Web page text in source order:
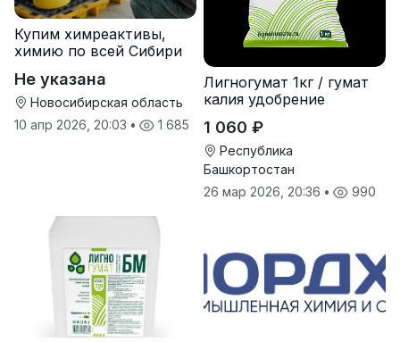
Купим химреактивы,
химию по всей Сибири
Не указана
Новосибирская область
10 апр 2026, 20:03 • 1 685
Лигногумат 1кг / гумат
калия удобрение
1 060 ₽
Республика
Башкортостан
26 мар 2026, 20:36 • 990